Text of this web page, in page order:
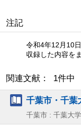
注記
令和4年12月10
収録した内容を
関連文献： 1件中
千葉市・千葉
千葉市 : 千葉大学